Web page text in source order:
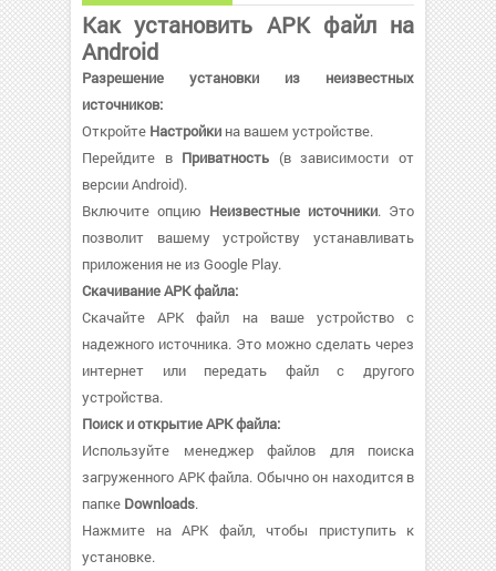
Как установить APK файл на
Android
Разрешение установки из неизвестных
источников:
Откройте Настройки на вашем устройстве.
Перейдите в Приватность (в зависимости от
версии Android).
Включите опцию Неизвестные источники. Это
позволит вашему устройству устанавливать
приложения не из Google Play.
Скачивание APK файла:
Скачайте APK файл на ваше устройство с
надежного источника. Это можно сделать через
интернет или передать файл с другого
устройства.
Поиск и открытие APK файла:
Используйте менеджер файлов для поиска
загруженного APK файла. Обычно он находится в
папке Downloads.
Нажмите на APK файл, чтобы приступить к
установке.